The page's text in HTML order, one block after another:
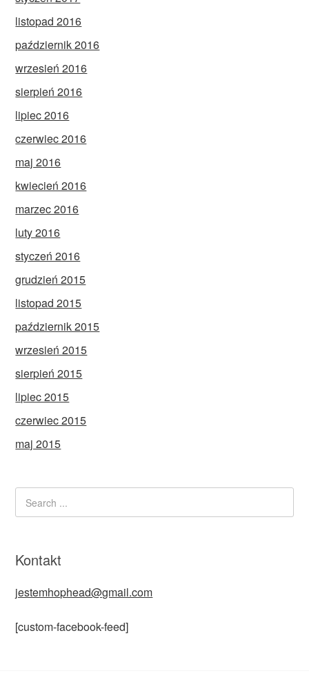
listopad 2016
październik 2016
wrzesień 2016
sierpień 2016
lipiec 2016
czerwiec 2016
maj 2016
kwiecień 2016
marzec 2016
luty 2016
styczeń 2016
grudzień 2015
listopad 2015
październik 2015
wrzesień 2015
sierpień 2015
lipiec 2015
czerwiec 2015
maj 2015
Kontakt
jestemhophead@gmail.com
[custom-facebook-feed]